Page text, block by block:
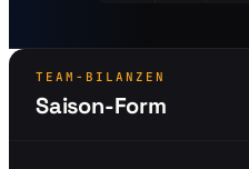
TEAM-BILANZEN
Saison-Form